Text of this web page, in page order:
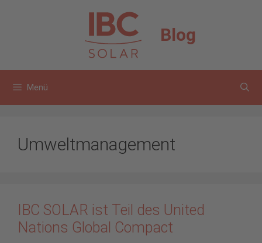
Blog
Menü
Umweltmanagement
IBC SOLAR ist Teil des United
Nations Global Compact